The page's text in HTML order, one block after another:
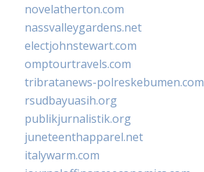
novelatherton.com
nassvalleygardens.net
electjohnstewart.com
omptourtravels.com
tribratanews-polreskebumen.com
rsudbayuasih.org
publikjurnalistik.org
juneteenthapparel.net
italywarm.com